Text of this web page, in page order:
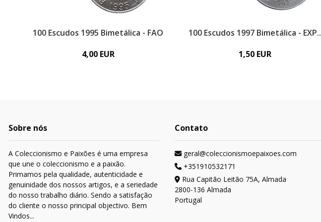
100 Escudos 1995 Bimetálica - FAO
4,00 EUR
100 Escudos 1997 Bimetálica - EXP..
1,50 EUR
Sobre nós
A Coleccionismo e Paixões é uma empresa
que une o coleccionismo e a paixão.
Primamos pela qualidade, autenticidade e
genuinidade dos nossos artigos, e a seriedade
do nosso trabalho diário. Sendo a satisfação
do cliente o nosso principal objectivo. Bem
Vindos...
Contato
geral@coleccionismoepaixoes.com
+351910532171
Rua Capitão Leitão 75A, Almada
2800-136 Almada
Portugal